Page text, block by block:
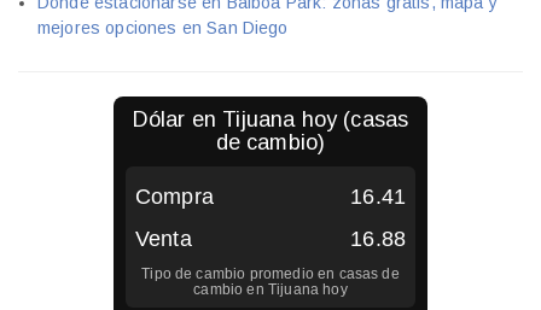
mejores opciones en San Diego
Dólar en Tijuanahoy (casas
de cambio)
Compra
16.41
Venta
16.88
Tipo de cambio promedio en casas de
cambio en Tijuana hoy